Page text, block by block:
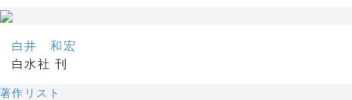
白井 和宏
白水社 刊
著作リスト